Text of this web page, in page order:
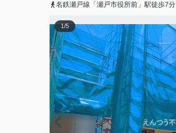
名鉄瀬戸線「瀬戸市役所前」駅徒歩7分
1/5